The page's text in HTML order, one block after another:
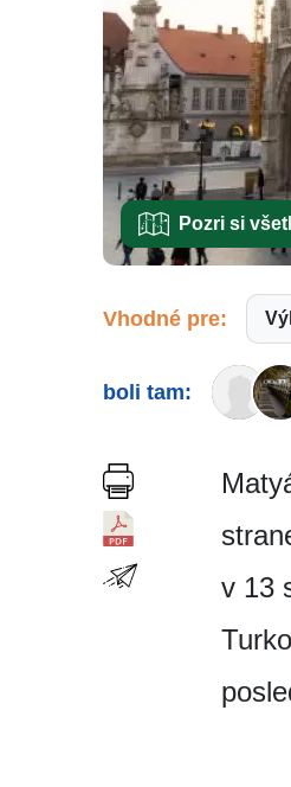
Pozri si
Vhodné pre:
boli tam:
v 13